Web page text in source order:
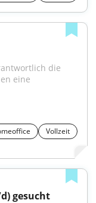
die
eine
Vollzeit
gesucht